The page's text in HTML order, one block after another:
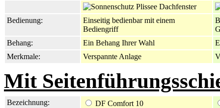
Bedienung:
Einseitig bedienbar mit einem
Bediengriff
Behang:
Ein Behang Ihrer Wahl
Merkmale:
Verspannte Anlage
Mit
Bezeichnung: DF Comfort 10